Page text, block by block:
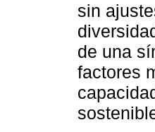
sin
de una
factores